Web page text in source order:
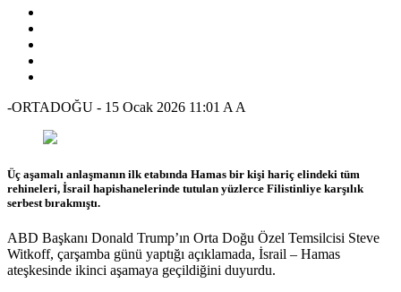
-ORTADOĞU - 15 Ocak 2026 11:01 A A
Üç aşamalı anlaşmanın ilk etabında Hamas bir kişi hariç elindeki tüm
rehineleri, İsrail hapishanelerinde tutulan yüzlerce Filistinliye karşılık
serbest bırakmıştı.
ABD Başkanı Donald Trump’ın Orta Doğu Özel Temsilcisi Steve
Witkoff, çarşamba günü yaptığı açıklamada, İsrail – Hamas
ateşkesinde ikinci aşamaya geçildiğini duyurdu.